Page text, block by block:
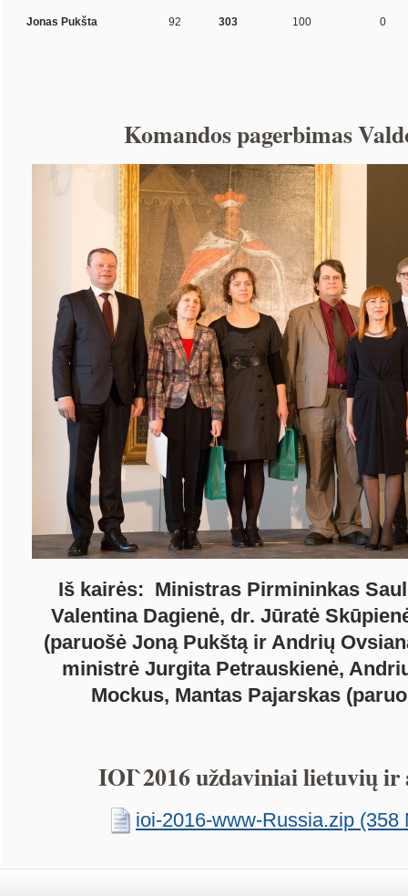
Jonas Pukšta 92 303 100 0
Komandos pagerbimas
Iš kairės: Ministras Pirmininkas
Valentina Dagienė, dr. Jūratė
(paruošė Joną Pukštą ir Andrių
ministrė Jurgita Petrauskienė,
Mockus, Mantas Pajarskas
IOI`2016 uždaviniai lietuvių ir
ioi-2016-www-Russia.zip (358